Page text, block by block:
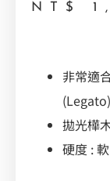
NT$
非常適
拋光樺
硬度 : 軟